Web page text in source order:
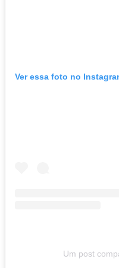
Ver essa foto no
Um post